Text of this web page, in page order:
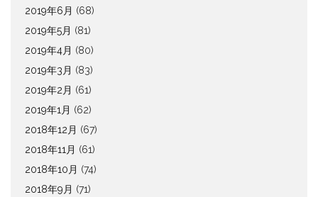
2019年6月 (68)
2019年5月 (81)
2019年4月 (80)
2019年3月 (83)
2019年2月 (61)
2019年1月 (62)
2018年12月 (67)
2018年11月 (61)
2018年10月 (74)
2018年9月 (71)